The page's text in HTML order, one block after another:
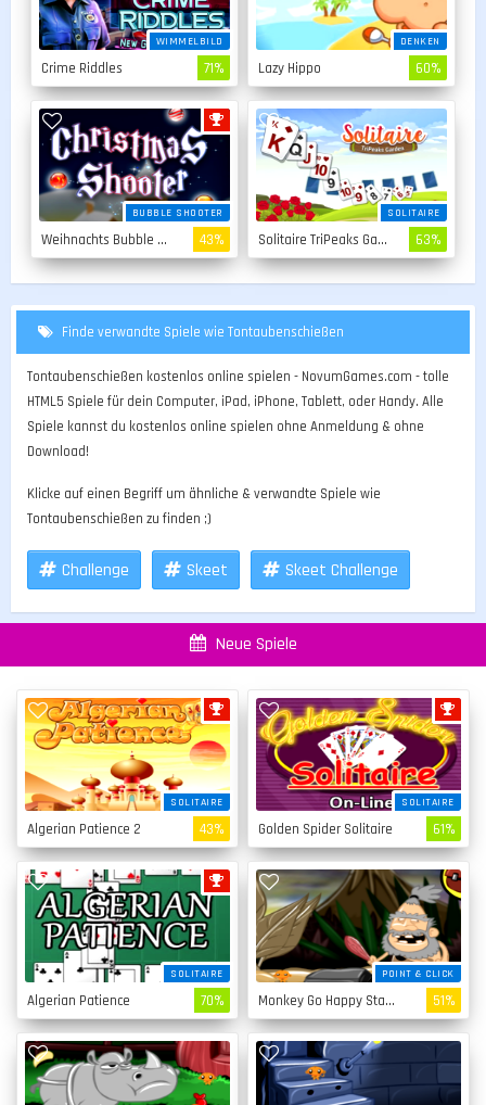
WIMMELBILD
Crime Riddles 71%
DENKEN
Lazy Hippo 60%
BUBBLE SHOOTER
Weihnachts Bubble Shooter 43%
SOLITAIRE
Solitaire TriPeaks Garden 63%
Finde verwandte Spiele wie Tontaubenschießen
Tontaubenschießen kostenlos online spielen - NovumGames.com - tolle
HTML5 Spiele für dein Computer, iPad, iPhone, Tablett, oder Handy. Alle
Spiele kannst du kostenlos online spielen ohne Anmeldung & ohne
Download!
Klicke auf einen Begriff um ähnliche & verwandte Spiele wie
Tontaubenschießen zu finden ;)
Challenge Skeet Skeet Challenge
Neue Spiele
SOLITAIRE
Algerian Patience 2 43%
SOLITAIRE
Golden Spider Solitaire 61%
SOLITAIRE
Algerian Patience 70%
POINT & CLICK
Monkey Go Happy Stage 4 51%